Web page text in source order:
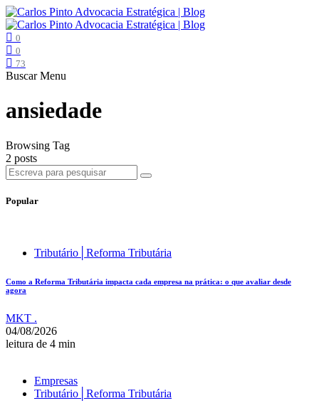
0
0
73
Buscar Menu
ansiedade
Browsing Tag
2 posts
Popular
Tributário│Reforma Tributária
Como a Reforma Tributária impacta cada empresa na prática: o que avaliar desde
agora
MKT .
04/08/2026
leitura de 4 min
Empresas
Tributário│Reforma Tributária